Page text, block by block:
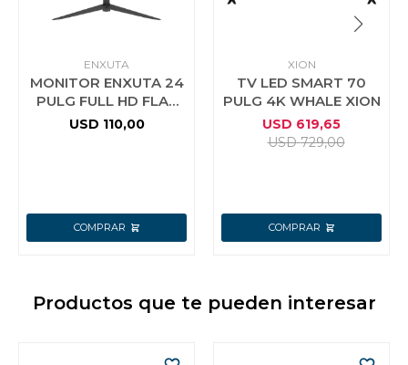
ENXUTA
MONITOR ENXUTA 24
PULG FULL HD FLAT
HDMI VGA
USD 110,00
XION
TV LED SMART 70
PULG 4K WHALE XION
USD 619,65
USD 729,00
Productos que te pueden interesar